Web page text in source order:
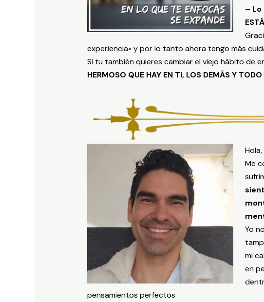
–
experiencia» y por lo tanto ahora tengo más
Si tu también quieres cambiar el viejo hábito de
HERMOSO QUE HAY EN TI, LOS DEMÁS Y
Me
Yo
mi
en
pensamientos perfectos.